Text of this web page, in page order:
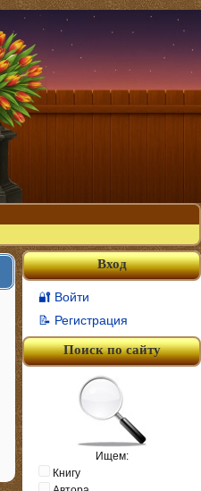
Вход
🔐 Войти
📝 Регистрация
Поиск по сайту
Ищем:
Книгу